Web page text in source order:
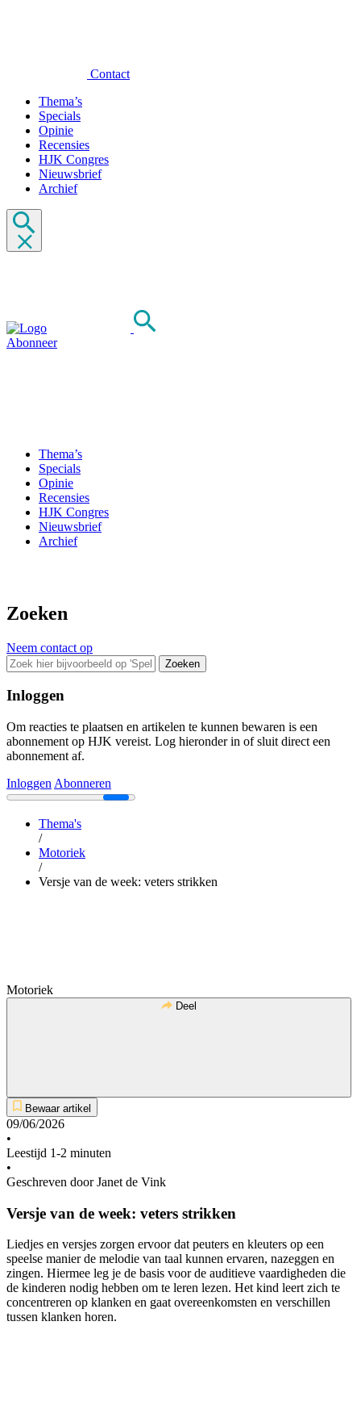
Contact
Thema’s
Specials
Opinie
Recensies
HJK Congres
Nieuwsbrief
Archief
Abonneer
Thema’s
Specials
Opinie
Recensies
HJK Congres
Nieuwsbrief
Archief
Zoeken
Neem contact op
Zoeken
Inloggen
Om reacties te plaatsen en artikelen te kunnen bewaren is een
abonnement op HJK vereist. Log hieronder in of sluit direct een
abonnement af.
Inloggen Abonneren
Thema's
/
Motoriek
/
Versje van de week: veters strikken
Motoriek
Deel
Bewaar artikel
09/06/2026
•
Leestijd 1-2 minuten
•
Geschreven door Janet de Vink
Versje van de week: veters strikken
Liedjes en versjes zorgen ervoor dat peuters en kleuters op een
speelse manier de melodie van taal kunnen ervaren, nazeggen en
zingen. Hiermee leg je de basis voor de auditieve vaardigheden die
de kinderen nodig hebben om te leren lezen. Het kind leert zich te
concentreren op klanken en gaat overeenkomsten en verschillen
tussen klanken horen.